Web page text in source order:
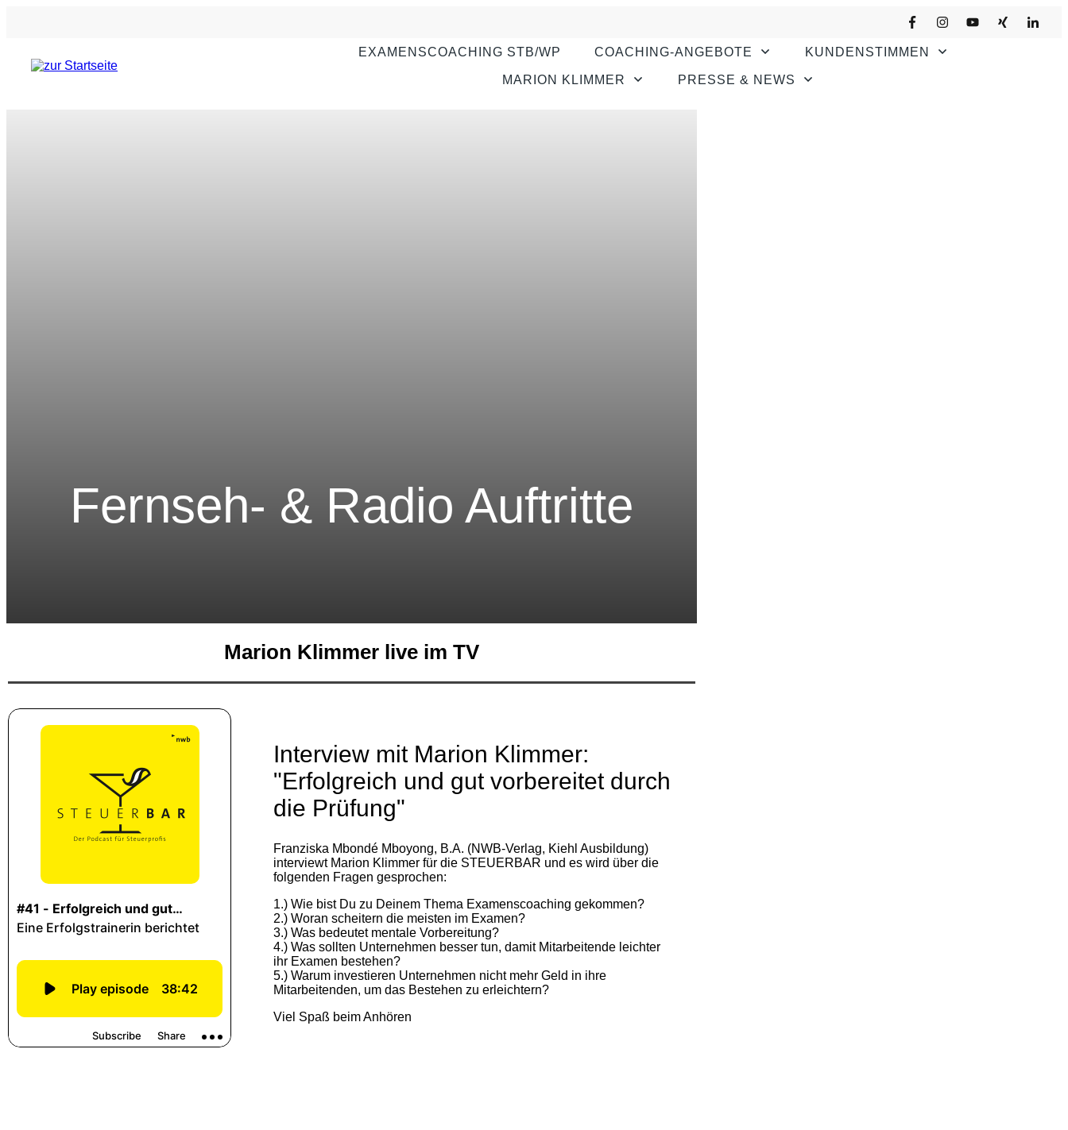
EXAMENSCOACHING STB/WP COACHING-ANGEBOTE KUNDENSTIMMEN
MARION KLIMMER PRESSE & NEWS
Fernseh- & Radio Auftritte
Marion Klimmer live im TV
Interview mit Marion Klimmer:
"Erfolgreich und gut vorbereitet durch
die Prüfung"
Franziska Mbondé Mboyong, B.A. (NWB-Verlag, Kiehl Ausbildung)
interviewt Marion Klimmer für die STEUERBAR und es wird über die
folgenden Fragen gesprochen:
1.) Wie bist Du zu Deinem Thema Examenscoaching gekommen?
2.) Woran scheitern die meisten im Examen?
3.) Was bedeutet mentale Vorbereitung?
4.) Was sollten Unternehmen besser tun, damit Mitarbeitende leichter
ihr Examen bestehen?
5.) Warum investieren Unternehmen nicht mehr Geld in ihre
Mitarbeitenden, um das Bestehen zu erleichtern?
Viel Spaß beim Anhören